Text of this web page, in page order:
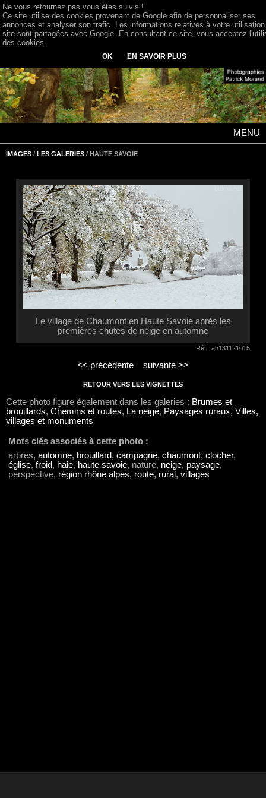
MENU
IMAGES / LES GALERIES / HAUTE SAVOIE
Le village de Chaumont en Haute Savoie après les
premières chutes de neige en automne
Réf : ah131121015
<< précédente suivante >>
RETOUR VERS LES VIGNETTES
Cette photo figure également dans les galeries : Brumes et
brouillards, Chemins et routes, La neige, Paysages ruraux, Villes,
villages et monuments
Mots clés associés à cette photo :
arbres, automne, brouillard, campagne, chaumont, clocher,
église, froid, haie, haute savoie, nature, neige, paysage,
perspective, région rhône alpes, route, rural, villages
Ne vous retournez pas vous êtes suivis !
Ce site utilise des cookies provenant de Google afin de personnaliser ses
annonces et analyser son trafic. Les informations relatives à votre
site sont partagées avec Google. En consultant ce site, vous acceptez
des cookies.
OK EN SAVOIR PLUS